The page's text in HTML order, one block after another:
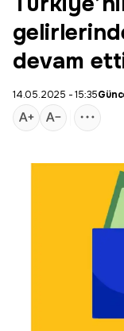
devam
14.05.2025 - 15:35